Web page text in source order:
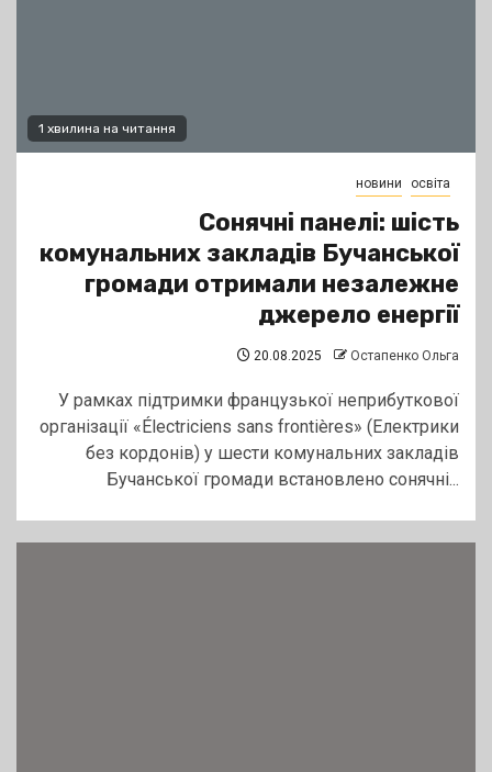
1 хвилина на читання
новини освіта
Сонячні панелі: шість
комунальних закладів Бучанської
громади отримали незалежне
джерело енергії
20.08.2025 Остапенко Ольга
У рамках підтримки французької неприбуткової
організації «Électriciens sans frontières» (Електрики
без кордонів) у шести комунальних закладів
Бучанської громади встановлено сонячні...